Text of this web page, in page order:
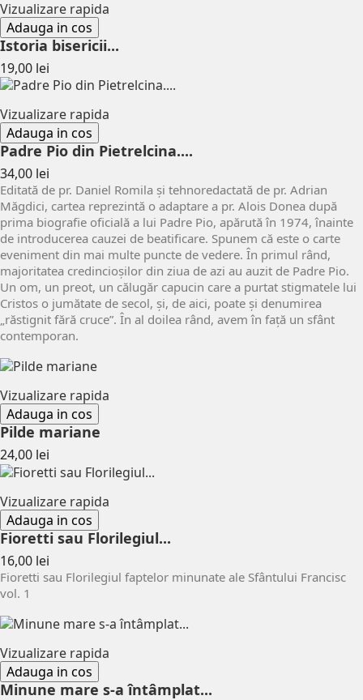
Vizualizare rapida
Adauga in cos
Istoria bisericii...
19,00 lei
Vizualizare rapida
Adauga in cos
Padre Pio din Pietrelcina....
34,00 lei
Editată de pr. Daniel Romila și tehnoredactată de pr. Adrian
Măgdici, cartea reprezintă o adaptare a pr. Alois Donea după
prima biografie oficială a lui Padre Pio, apărută în 1974, înainte
de introducerea cauzei de beatificare. Spunem că este o carte
eveniment din mai multe puncte de vedere. În primul rând,
majoritatea credincioșilor din ziua de azi au auzit de Padre Pio.
Un om, un preot, un călugăr capucin care a purtat stigmatele lui
Cristos o jumătate de secol, și, de aici, poate și denumirea
„răstignit fără cruce”. În al doilea rând, avem în față un sfânt
contemporan.
Vizualizare rapida
Adauga in cos
Pilde mariane
24,00 lei
Vizualizare rapida
Adauga in cos
Fioretti sau Florilegiul...
16,00 lei
Fioretti sau Florilegiul faptelor minunate ale Sfântului Francisc
vol. 1
Vizualizare rapida
Adauga in cos
Minune mare s-a întâmplat...